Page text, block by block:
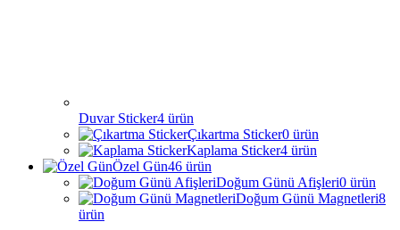
Duvar Sticker4 ürün
Çıkartma Sticker0 ürün
Kaplama Sticker4 ürün
Özel Gün46 ürün
Doğum Günü Afişleri0 ürün
Doğum Günü Magnetleri8
ürün